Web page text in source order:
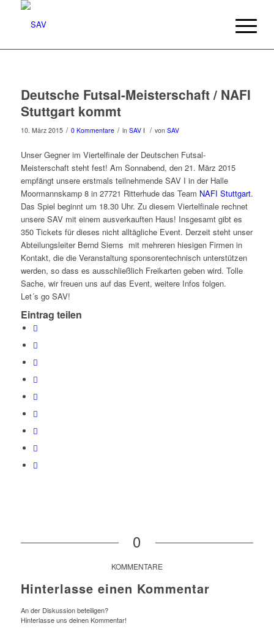
Deutsche Futsal-Meisterschaft / NAFI
Stuttgart kommt
10. März 2015 / 0 Kommentare / in SAV I / von SAV
Unser Gegner im Viertelfinale der Deutschen Futsal-
Meisterschaft steht fest! Am Sonnabend, den 21. März 2015
empfängt unsere erstmals teilnehmende SAV I in der Halle
Moormannskamp 8 in 27721 Ritterhude das Team NAFI Stuttgart.
Das Spiel beginnt um 18.30 Uhr. Zu diesem Viertelfinale rechnet
unsere SAV mit einem ausverkauften Haus! Insgesamt gibt es
350 Tickets für dieses nicht alltägliche Event. Derzeit steht unser
Abteilungsleiter Bernd Siems mit mehreren hiesigen Firmen in
Kontakt, die die Veranstaltung sponsorentechnisch unterstützen
werden, so dass es ausschließlich Freikarten geben wird. Tolle
Sache, wir freuen uns auf das Event, weitere Infos folgen.
Let´s go SAV!
Eintrag teilen
0
KOMMENTARE
Hinterlasse einen Kommentar
An der Diskussion beteiligen?
Hinterlasse uns deinen Kommentar!